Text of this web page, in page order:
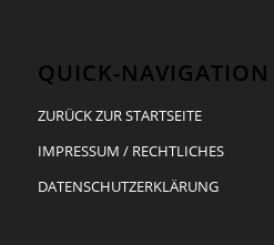
QUICK-NAVIGATION
ZURÜCK ZUR STARTSEITE
IMPRESSUM / RECHTLICHES
DATENSCHUTZERKLÄRUNG